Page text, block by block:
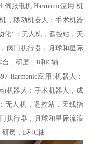
伺服电机 Harmonic应用:机
，移动机器人：手术机器
化*：无人机，遥控站，天
阀门执行器，月球和星际
，研磨，B和C轴
Harmonic应用:机器人：
机器人：手术机器人，成
无人机，遥控站，天线指
执行器，月球和星际流浪
磨，B和C轴